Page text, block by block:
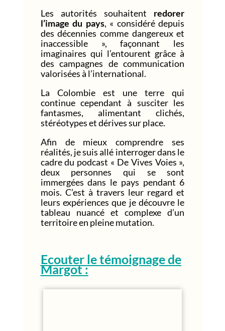
Les autorités souhaitent redorer
l’image du pays, « considéré depuis
des décennies comme dangereux et
inaccessible », façonnant les
imaginaires qui l’entourent grâce à
des campagnes de communication
valorisées à l’international.
La Colombie est une terre qui
continue cependant à susciter les
fantasmes, alimentant clichés,
stéréotypes et dérives sur place.
Afin de mieux comprendre ses
réalités, je suis allé interroger dans le
cadre du podcast « De Vives Voies »,
deux personnes qui se sont
immergées dans le pays pendant 6
mois. C’est à travers leur regard et
leurs expériences que je découvre le
tableau nuancé et complexe d’un
territoire en pleine mutation.
Ecouter le témoignage de
Margot :